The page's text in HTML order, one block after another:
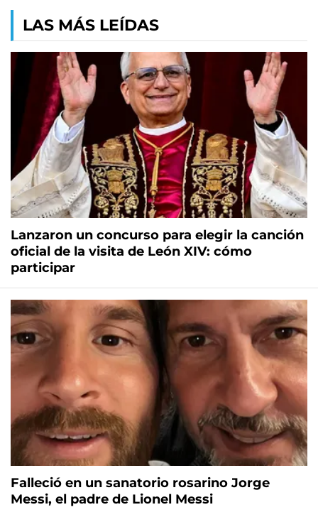
LAS MÁS LEÍDAS
Lanzaron un concurso para elegir la canción
oficial de la visita de León XIV: cómo
participar
Falleció en un sanatorio rosarino Jorge
Messi, el padre de Lionel Messi